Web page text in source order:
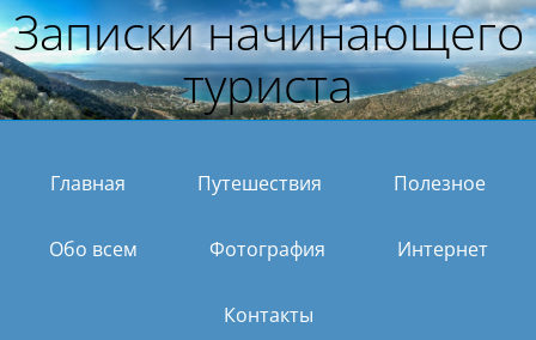
Записки начинающего
туриста
Главная Путешествия Полезное
Обо всем Фотография Интернет
Контакты